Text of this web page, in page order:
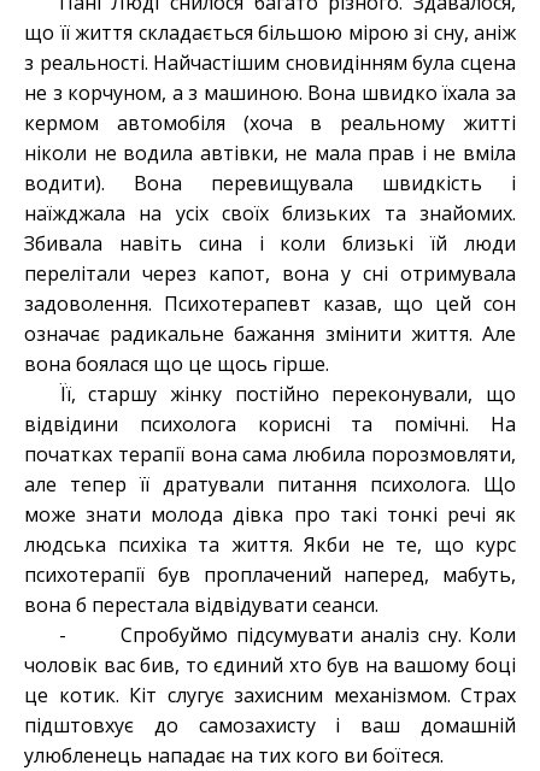
що її життя складається більшою мірою зі сну, аніж
з реальності. Найчастішим сновидінням була сцена
не з корчуном, а з машиною. Вона швидко їхала за
кермом автомобіля (хоча в реальному житті
ніколи не водила автівки, не мала прав і не вміла
водити). Вона перевищувала швидкість і
наїжджала на усіх своїх близьких та знайомих.
Збивала навіть сина і коли близькі їй люди
перелітали через капот, вона у сні отримувала
задоволення. Психотерапевт казав, що цей сон
означає радикальне бажання змінити життя. Але
вона боялася що це щось гірше.
Її, старшу жінку постійно переконували, що
відвідини психолога корисні та помічні. На
початках терапії вона сама любила порозмовляти,
але тепер її дратували питання психолога. Що
може знати молода дівка про такі тонкі речі як
людська психіка та життя. Якби не те, що курс
психотерапії був проплачений наперед, мабуть,
вона б перестала відвідувати сеанси.
- Спробуймо підсумувати аналіз сну. Коли
чоловік вас бив, то єдиний хто був на вашому боці
це котик. Кіт слугує захисним механізмом. Страх
підштовхує до самозахисту і ваш домашній
улюбленець нападає на тих кого ви боїтеся.